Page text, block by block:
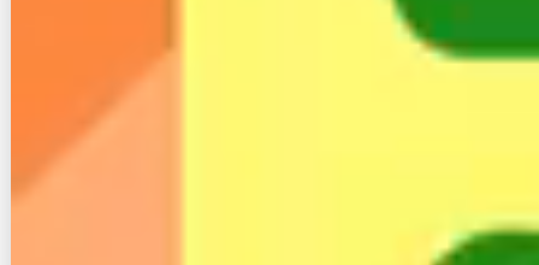
最後に・・・ブログで解決出来ないこともあるかと思